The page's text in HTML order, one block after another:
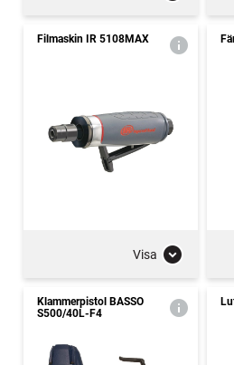
Filmaskin IR 5108MAX
Visa
Klammerpistol BASSO
S500/40L-F4